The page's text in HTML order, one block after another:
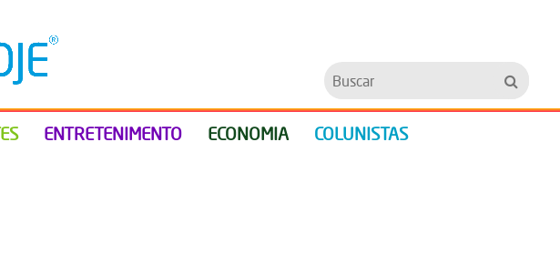
Buscar
ENTRETENIMENTO ECONOMIA COLUNISTAS